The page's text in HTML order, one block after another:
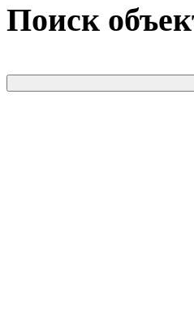
Поиск